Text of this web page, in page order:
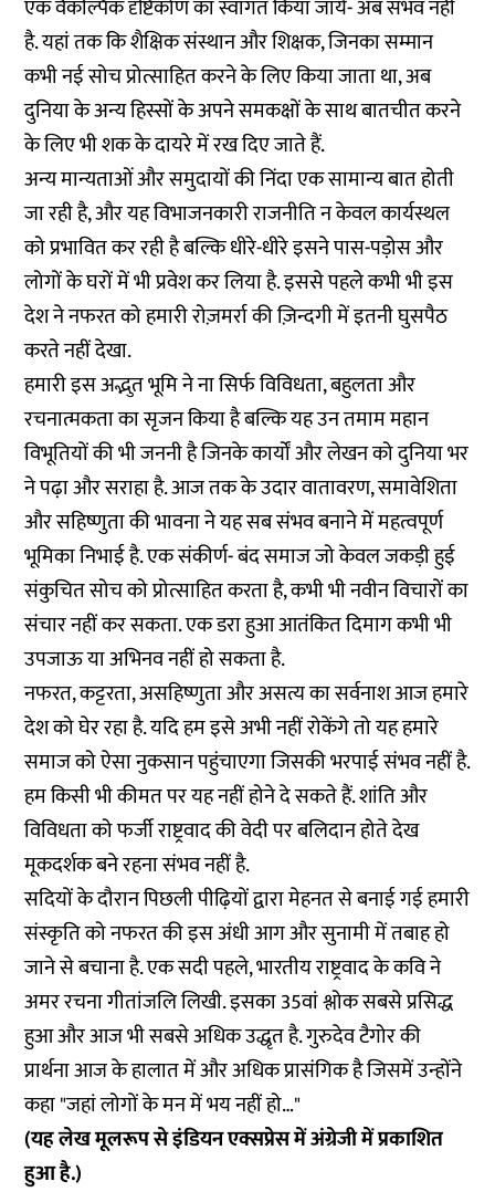
एक वैकल्पिक दृष्टिकोण का स्वागत किया जाये- अब संभव नहीं
है. यहां तक कि शैक्षिक संस्थान और शिक्षक, जिनका सम्मान
कभी नई सोच प्रोत्साहित करने के लिए किया जाता था, अब
दुनिया के अन्य हिस्सों के अपने समकक्षों के साथ बातचीत करने
के लिए भी शक के दायरे में रख दिए जाते हैं.
अन्य मान्यताओं और समुदायों की निंदा एक सामान्य बात होती
जा रही है, और यह विभाजनकारी राजनीति न केवल कार्यस्थल
को प्रभावित कर रही है बल्कि धीरे-धीरे इसने पास-पड़ोस और
लोगों के घरों में भी प्रवेश कर लिया है. इससे पहले कभी भी इस
देश ने नफरत को हमारी रोज़मर्रा की ज़िन्दगी में इतनी घुसपैठ
करते नहीं देखा.
हमारी इस अद्भुत भूमि ने ना सिर्फ विविधता, बहुलता और
रचनात्मकता का सृजन किया है बल्कि यह उन तमाम महान
विभूतियों की भी जननी है जिनके कार्यों और लेखन को दुनिया भर
ने पढ़ा और सराहा है. आज तक के उदार वातावरण, समावेशिता
और सहिष्णुता की भावना ने यह सब संभव बनाने में महत्वपूर्ण
भूमिका निभाई है. एक संकीर्ण- बंद समाज जो केवल जकड़ी हुई
संकुचित सोच को प्रोत्साहित करता है, कभी भी नवीन विचारों का
संचार नहीं कर सकता. एक डरा हुआ आतंकित दिमाग कभी भी
उपजाऊ या अभिनव नहीं हो सकता है.
नफरत, कट्टरता, असहिष्णुता और असत्य का सर्वनाश आज हमारे
देश को घेर रहा है. यदि हम इसे अभी नहीं रोकेंगे तो यह हमारे
समाज को ऐसा नुकसान पहुंचाएगा जिसकी भरपाई संभव नहीं है.
हम किसी भी कीमत पर यह नहीं होने दे सकते हैं. शांति और
विविधता को फर्जी राष्ट्रवाद की वेदी पर बलिदान होते देख
मूकदर्शक बने रहना संभव नहीं है.
सदियों के दौरान पिछली पीढ़ियों द्वारा मेहनत से बनाई गई हमारी
संस्कृति को नफरत की इस अंधी आग और सुनामी में तबाह हो
जाने से बचाना है. एक सदी पहले, भारतीय राष्ट्रवाद के कवि ने
अमर रचना गीतांजलि लिखी. इसका 35वां श्लोक सबसे प्रसिद्ध
हुआ और आज भी सबसे अधिक उद्धृत है. गुरुदेव टैगोर की
प्रार्थना आज के हालात में और अधिक प्रासंगिक है जिसमें उन्होंने
कहा "जहां लोगों के मन में भय नहीं हो…"
(यह लेख मूलरूप से इंडियन एक्सप्रेस में अंग्रेजी में प्रकाशित
हुआ है.)